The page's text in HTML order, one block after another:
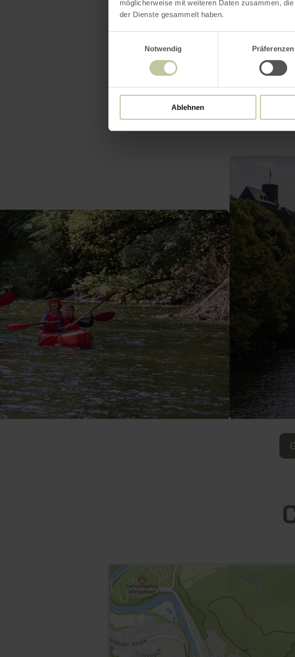
möglicherweise mit weiteren Daten zusammen,
der Dienste gesammelt haben.
Notwendig
Präferenzen
Ablehnen
direct aan het meer worden